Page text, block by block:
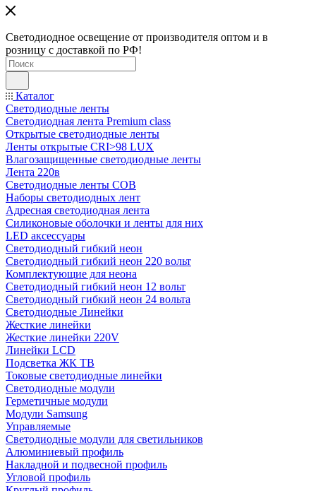
Светодиодное освещение от производителя оптом и в
розницу с доставкой по РФ!
Каталог
Светодиодные ленты
Светодиодная лента Premium class
Открытые светодиодные ленты
Ленты открытые CRI>98 LUX
Влагозащищенные светодиодные ленты
Лента 220в
Светодиодные ленты COB
Наборы светодиодных лент
Адресная светодиодная лента
Силиконовые оболочки и ленты для них
LED аксессуары
Светодиодный гибкий неон
Светодиодный гибкий неон 220 вольт
Комплектующие для неона
Светодиодный гибкий неон 12 вольт
Светодиодный гибкий неон 24 вольта
Светодиодные Линейки
Жесткие линейки
Жесткие линейки 220V
Линейки LCD
Подсветка ЖК ТВ
Токовые светодиодные линейки
Светодиодные модули
Герметичные модули
Модули Samsung
Управляемые
Светодиодные модули для светильников
Алюминиевый профиль
Накладной и подвесной профиль
Угловой профиль